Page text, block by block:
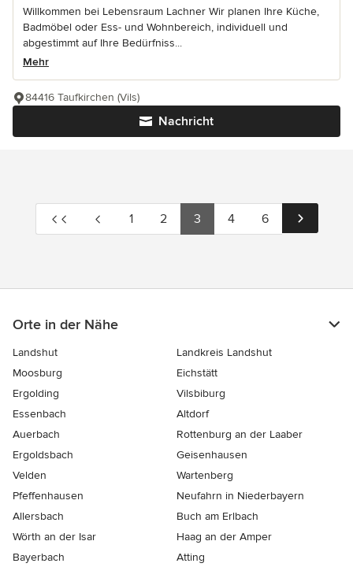
Willkommen bei Lebensraum Lachner Wir planen Ihre Küche,
Badmöbel oder Ess- und Wohnbereich, individuell und
abgestimmt auf Ihre Bedürfniss...
Mehr
Nachricht
84416 Taufkirchen (Vils)
1 2 3 4 6
Orte in der Nähe
Landshut
Landkreis Landshut
Moosburg
Eichstätt
Ergolding
Vilsbiburg
Essenbach
Altdorf
Auerbach
Rottenburg an der Laaber
Ergoldsbach
Geisenhausen
Velden
Wartenberg
Pfeffenhausen
Neufahrn in Niederbayern
Allersbach
Buch am Erlbach
Wörth an der Isar
Haag an der Amper
Bayerbach
Atting